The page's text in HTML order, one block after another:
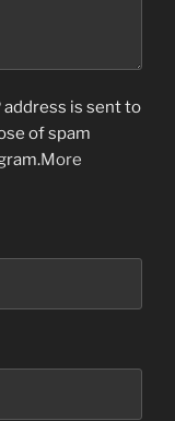
address is sent to
of spam
More